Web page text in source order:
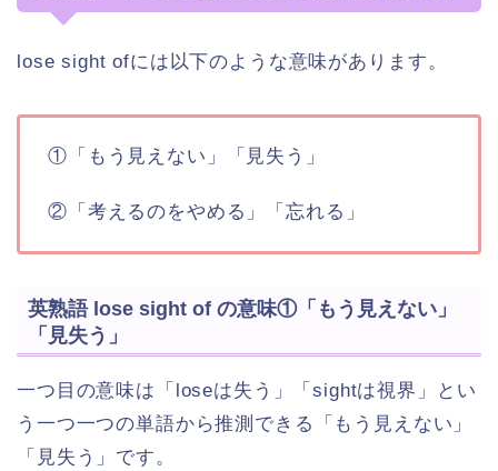
lose sight ofには以下のような意味があります。
①「もう見えない」「見失う」
②「考えるのをやめる」「忘れる」
英熟語 lose sight of の意味①「もう見えない」
「見失う」
一つ目の意味は「loseは失う」「sightは視界」とい
う一つ一つの単語から推測できる「もう見えない」
「見失う」です。